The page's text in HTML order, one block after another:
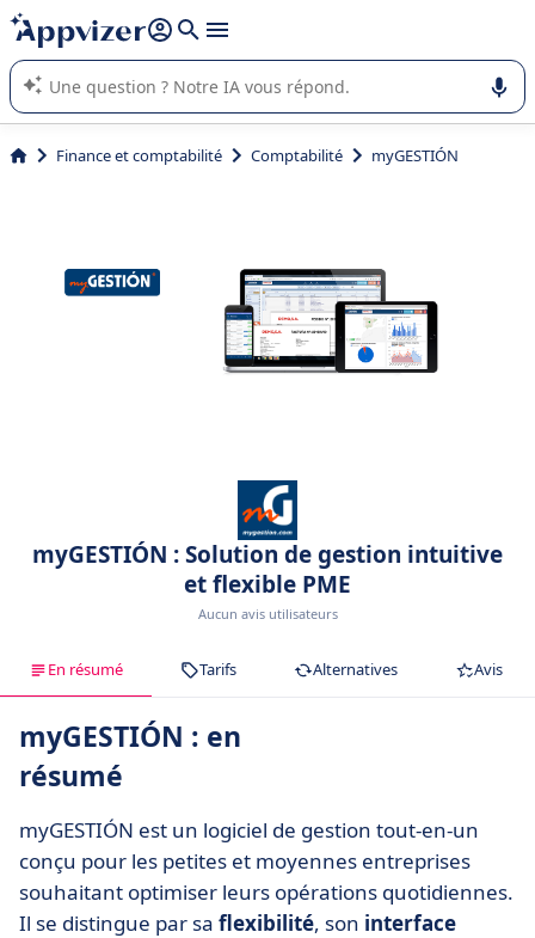
répondre (plusieurs lignes avec
L'IA de Appvizer vous guide dans l'utilisation ou la sélection de
logiciel SaaS en entreprise.
Finance et comptabilité Comptabilité myGESTIÓN
myGESTIÓN : Solution de gestion intuitive
et flexible PME
Aucun avis utilisateurs
En résumé Tarifs Alternatives Avis
myGESTIÓN : en
résumé
myGESTIÓN est un logiciel de gestion tout-en-un
conçu pour les petites et moyennes entreprises
souhaitant optimiser leurs opérations quotidiennes.
Il se distingue par sa flexibilité, son interface